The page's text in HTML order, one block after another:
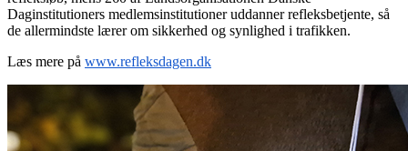
Daginstitutioners medlemsinstitutioner uddanner refleksbetjente, så
de allermindste lærer om sikkerhed og synlighed i trafikken.
Læs mere på www.refleksdagen.dk